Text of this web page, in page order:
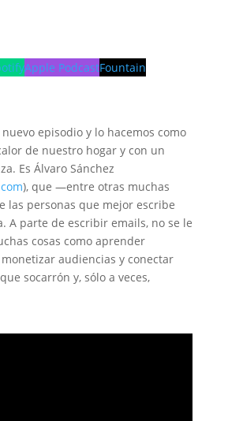
Apple PodcastFountain
episodio y lo hacemos como
de nuestro hogar y con un
Es Álvaro Sánchez
), que —entre otras muchas
las personas que mejor escribe
A parte de escribir emails, no se le
cosas como aprender
audiencias y conectar
socarrón y, sólo a veces,